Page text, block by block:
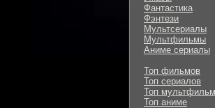
Фантастика
Фэнтези
Мультсериалы
Мультфильмы
Аниме сериалы
Топ фильмов
Топ сериалов
Топ
Топ аниме